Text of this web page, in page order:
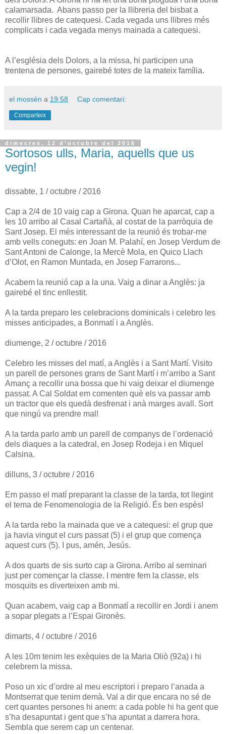
calamarsada. Abans passo per la llibreria del bisbat a
recollir llibres de catequesi. Cada vegada uns llibres més
complicats i cada vegada menys mainada a catequesi.
A l’església dels Dolors, a la missa, hi participen una
trentena de persones, gairebé totes de la mateix família.
el mossèn a 19:58 Cap comentari:
Comparteix
dimecres, 12 d’octubre del 2016
Sortosos ulls, Maria, aquells que us
vegin!
dissabte, 1 / octubre / 2016
Cap a 2/4 de 10 vaig cap a Girona. Quan he aparcat, cap a
les 10 arribo al Casal Cartañà, al costat de la parròquia de
Sant Josep. El més interessant de la reunió és trobar-me
amb vells coneguts: en Joan M. Palahí, en Josep Verdum de
Sant Antoni de Calonge, la Mercè Mola, en Quico Llach
d’Olot, en Ramon Muntada, en Josep Farrarons...
Acabem la reunió cap a la una. Vaig a dinar a Anglès: ja
gairebé el tinc enllestit.
A la tarda preparo les celebracions dominicals i celebro les
misses anticipades, a Bonmatí i a Anglès.
diumenge, 2 / octubre / 2016
Celebro les misses del matí, a Anglès i a Sant Martí. Visito
un parell de persones grans de Sant Martí i m’arribo a Sant
Amanç a recollir una bossa que hi vaig deixar el diumenge
passat. A Cal Soldat em comenten què els va passar amb
un tractor que els quedà desfrenat i anà marges avall. Sort
que ningú va prendre mal!
A la tarda parlo amb un parell de companys de l’ordenació
dels diaques a la catedral, en Josep Rodeja i en Miquel
Calsina.
dilluns, 3 / octubre / 2016
Em passo el matí preparant la classe de la tarda, tot llegint
el tema de Fenomenologia de la Religió. És ben espès!
A la tarda rebo la mainada que ve a catequesi: el grup que
ja havia vingut el curs passat (5) i el grup que comença
aquest curs (5). I pus, amén, Jesús.
A dos quarts de sis surto cap a Girona. Arribo al seminari
just per començar la classe. I mentre fem la classe, els
mosquits es diverteixen amb mi.
Quan acabem, vaig cap a Bonmatí a recollir en Jordi i anem
a sopar plegats a l’Espai Gironès.
dimarts, 4 / octubre / 2016
A les 10m tenim les exèquies de la Maria Oliò (92a) i hi
celebrem la missa.
Poso un xic d’ordre al meu escriptori i preparo l’anada a
Montserrat que tenim demà. Val a dir que encara no sé de
cert quantes persones hi anem: a cada poble hi ha gent que
s’ha desapuntat i gent que s’ha apuntat a darrera hora.
Sembla que serem cap un centenar.